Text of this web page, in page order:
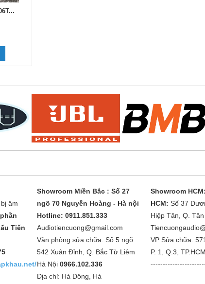
âm
Tiến
Showroom Miền Bắc : Số 27
ngõ 70 Nguyễn Hoàng - Hà nội
Hotline: 0911.851.333
Audiotiencuong@gmail.com
Văn phòng sửa chữa: Số 5 ngõ
542 Xuân Đỉnh, Q. Bắc Từ Liêm
Hà Nội 0966.102.336
Địa chỉ: Hà Đông, Hà
Showroom HCM:
HCM: Số 37
Hiệp Tân, Q.
VP Sửa chữa:
P. 1, Q.3,